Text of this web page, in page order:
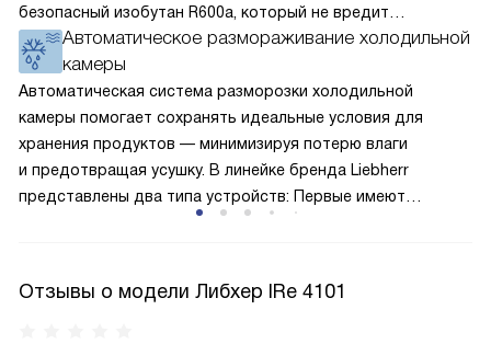
безопасный изобутан R600a, который не вредит
окружающей среде. Компрессор перегоняет его
по охладительному контуру по принципу насоса. Чем
лучше работает «мотор» прибора, тем качественнее
и быстрее происходит охлаждение, затрачивается
меньше электроэнергии.
Автоматическое размораживание холодильной
камеры
Автоматическая система разморозки холодильной
камеры помогает сохранять идеальные условия для
хранения продуктов — минимизируя потерю влаги
и предотвращая усушку. В линейке бренда Liebherr
представлены два типа устройств: Первые имеют
с панелью, выполняющей функцию «сухой стенки». Такие
Отзывы о модели Либхер IRe 4101